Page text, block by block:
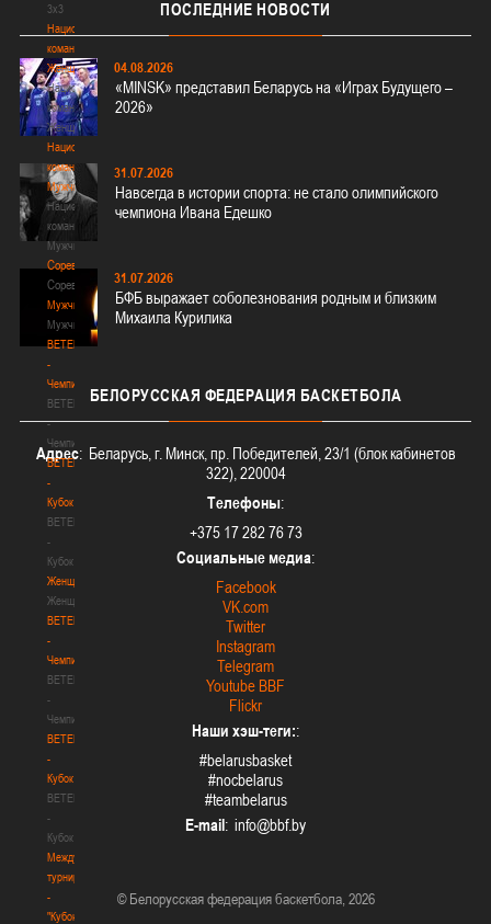
3х3
Национальная
команда.
Женщины
Национальная
команда.
Женщины
Национальная
команда.
Мужчины
Национальная
команда.
Мужчины
Соревнования
Соревнования
Мужчины
Мужчины
BETERA
-
Чемпионат
BETERA
-
Чемпионат
BETERA
-
Кубок
BETERA
-
Кубок
Женщины
Женщины
BETERA
-
Чемпионат
BETERA
-
Чемпионат
BETERA
-
Кубок
BETERA
-
Кубок
Международный
турнир
-
"Кубок
ПОСЛЕДНИЕ НОВОСТИ
04.08.2026
«MINSK» представил Беларусь на «Играх Будущего –
2026»
31.07.2026
Навсегда в истории спорта: не стало олимпийского
чемпиона Ивана Едешко
31.07.2026
БФБ выражает соболезнования родным и близким
Михаила Курилика
БЕЛОРУССКАЯ ФЕДЕРАЦИЯ БАСКЕТБОЛА
Адрес: Беларусь, г. Минск, пр. Победителей, 23/1 (блок кабинетов
322), 220004
Телефоны:
+375 17 282 76 73
Социальные медиа:
Facebook
VK.com
Twitter
Instagram
Telegram
Youtube BBF
Flickr
Наши хэш-теги::
#belarusbasket
#nocbelarus
#teambelarus
E-mail:
© Белорусская федерация баскетбола, 2026